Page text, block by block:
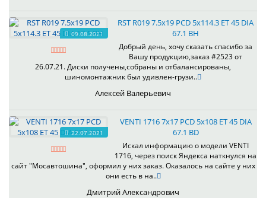
09.08.2021
RST R019 7.5x19 PCD 5x114.3 ET 45 DIA
67.1 BH
Добрый день, хочу сказать спасибо за
Вашу продукцию,заказ #2523 от
26.07.21. Диски получены,собраны и отбалансированы,
шиномонтажник был удивлен-грузи..
Алексей Валерьевич
22.07.2021
VENTI 1716 7x17 PCD 5x108 ET 45 DIA
67.1 BD
Искал информацию о модели VENTI
1716, через поиск Яндекса наткнулся на
сайт "Мосавтошина", оформил у них заказ. Оказалось на сайте у них
они есть в на..
Дмитрий Александрович